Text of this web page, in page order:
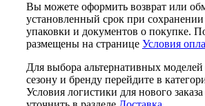
Вы можете оформить возврат или
установленный срок при сохранении
упаковки и документов о покупке.
размещены на странице Условия
Для выбора альтернативных
сезону и бренду перейдите в
Условия логистики для нового